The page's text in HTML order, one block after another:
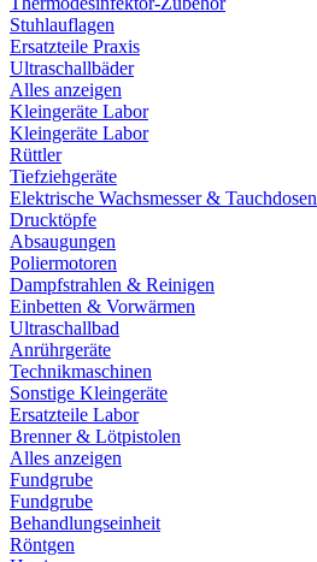
Stuhlauflagen
Ersatzteile Praxis
Ultraschallbäder
Alles anzeigen
Kleingeräte Labor
Kleingeräte Labor
Rüttler
Tiefziehgeräte
Elektrische Wachsmesser & Tauchdosen
Drucktöpfe
Absaugungen
Poliermotoren
Dampfstrahlen & Reinigen
Einbetten & Vorwärmen
Ultraschallbad
Anrührgeräte
Technikmaschinen
Sonstige Kleingeräte
Ersatzteile Labor
Brenner & Lötpistolen
Alles anzeigen
Fundgrube
Fundgrube
Behandlungseinheit
Röntgen